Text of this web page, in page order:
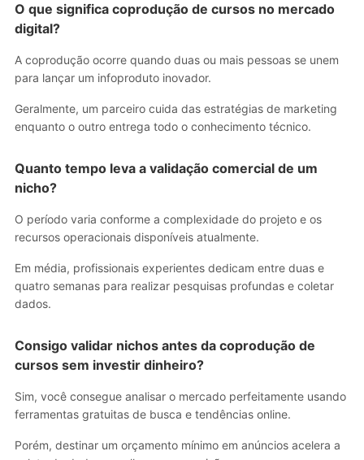
O que significa coprodução de cursos no mercado
digital?
A coprodução ocorre quando duas ou mais pessoas se unem
para lançar um infoproduto inovador.
Geralmente, um parceiro cuida das estratégias de marketing
enquanto o outro entrega todo o conhecimento técnico.
Quanto tempo leva a validação comercial de um
nicho?
O período varia conforme a complexidade do projeto e os
recursos operacionais disponíveis atualmente.
Em média, profissionais experientes dedicam entre duas e
quatro semanas para realizar pesquisas profundas e coletar
dados.
Consigo validar nichos antes da coprodução de
cursos sem investir dinheiro?
Sim, você consegue analisar o mercado perfeitamente usando
ferramentas gratuitas de busca e tendências online.
Porém, destinar um orçamento mínimo em anúncios acelera a